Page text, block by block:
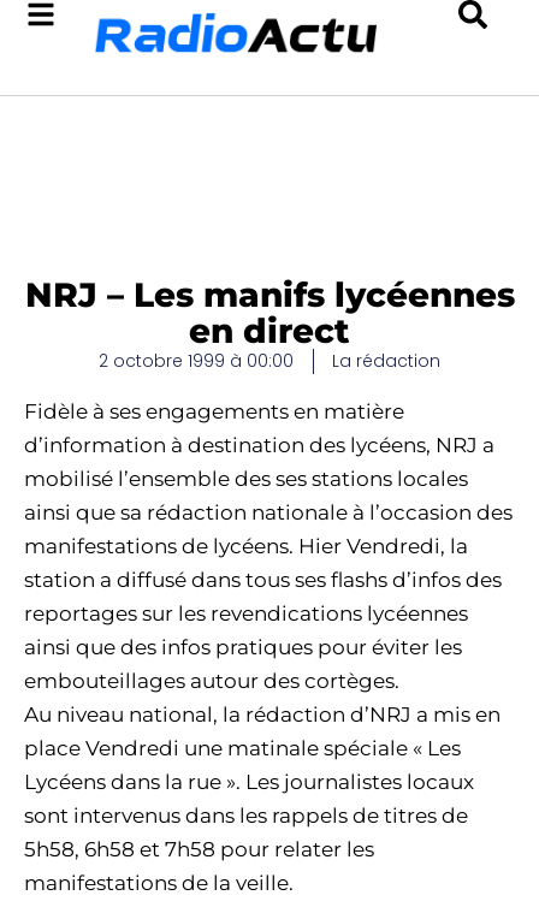
NRJ – Les manifs lycéennes
en direct
2 octobre 1999 à 00:00 La rédaction
Fidèle à ses engagements en matière
d’information à destination des lycéens, NRJ a
mobilisé l’ensemble des ses stations locales
ainsi que sa rédaction nationale à l’occasion des
manifestations de lycéens. Hier Vendredi, la
station a diffusé dans tous ses flashs d’infos des
reportages sur les revendications lycéennes
ainsi que des infos pratiques pour éviter les
embouteillages autour des cortèges.
Au niveau national, la rédaction d’NRJ a mis en
place Vendredi une matinale spéciale « Les
Lycéens dans la rue ». Les journalistes locaux
sont intervenus dans les rappels de titres de
5h58, 6h58 et 7h58 pour relater les
manifestations de la veille.